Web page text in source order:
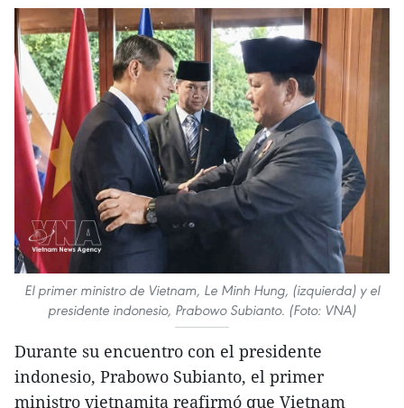
El primer ministro de Vietnam, Le Minh Hung, (izquierda) y el
presidente indonesio, Prabowo Subianto. (Foto: VNA)
Durante su encuentro con el presidente
indonesio, Prabowo Subianto, el primer
ministro vietnamita reafirmó que Vietnam